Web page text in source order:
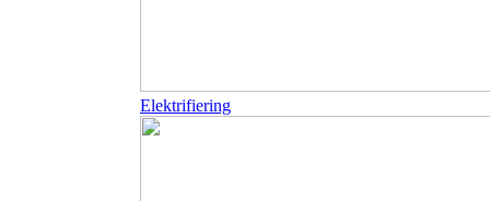
Elektrifiering